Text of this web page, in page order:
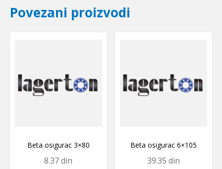
Povezani proizvodi
Beta osigurac 3×80
8.37din
Beta osigurac 6×105
39.35din